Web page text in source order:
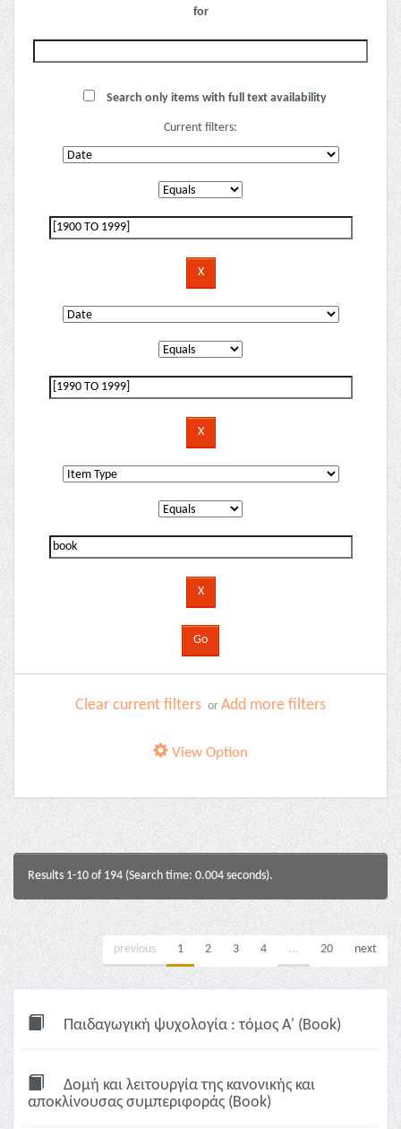
for
Search only items with full text availability
Current filters:
Clear current filters or Add more filters
View Option
Results 1-10 of 194 (Search time: 0.004 seconds).
previous 1 2 3 4 ... 20 next
Παιδαγωγική ψυχολογία : τόμος Α' (Book)
Δομή και λειτουργία της κανονικής και
αποκλίνουσας συμπεριφοράς (Book)